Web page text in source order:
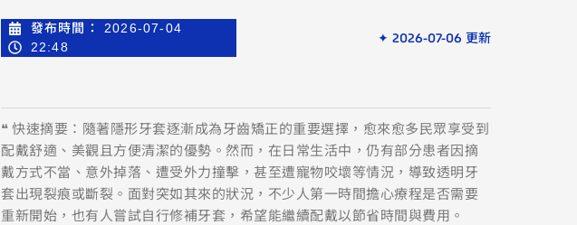
發布時間：
2026-07-04
22:48
✦ 2026-07-06 更新
❝ 快速摘要：隨著隱形牙套逐漸成為牙齒矯正的重要選擇，愈來愈多民眾享受到
配戴舒適、美觀且方便清潔的優勢。然而，在日常生活中，仍有部分患者因摘
戴方式不當、意外掉落、遭受外力撞擊，甚至遭寵物咬壞等情況，導致透明牙
套出現裂痕或斷裂。面對突如其來的狀況，不少人第一時間擔心療程是否需要
重新開始，也有人嘗試自行修補牙套，希望能繼續配戴以節省時間與費用。